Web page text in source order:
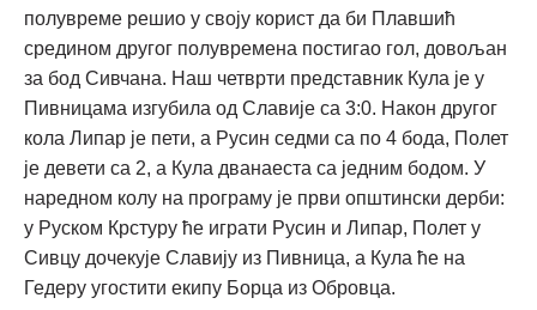
полувреме решио у своју корист да би Плавшић
средином другог полувремена постигао гол, довољан
за бод Сивчана. Наш четврти представник Кула је у
Пивницама изгубила од Славије са 3:0. Након другог
кола Липар је пети, а Русин седми са по 4 бода, Полет
је девети са 2, а Кула дванаеста са једним бодом. У
наредном колу на програму је први општински дерби:
у Руском Крстуру ће играти Русин и Липар, Полет у
Сивцу дочекује Славију из Пивница, а Кула ће на
Гедеру угостити екипу Борца из Обровца.